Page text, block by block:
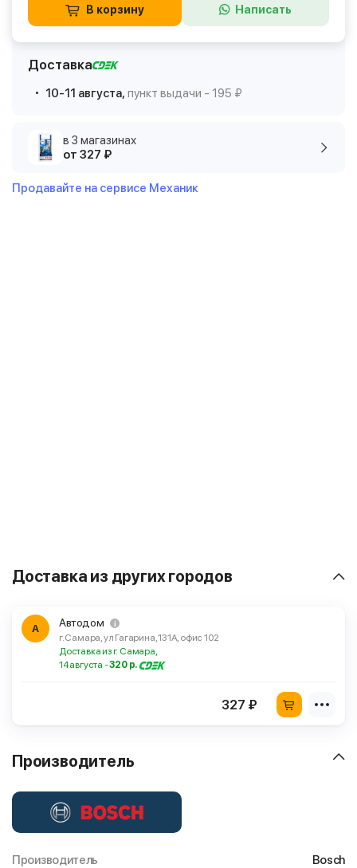
В корзину Написать
Доставка
10-11 августа, пункт выдачи - 195 ₽
в 3 магазинах
от 327 ₽
Продавайте на сервисе Механик
Доставка из других городов
А Автодом
г. Самара, ул Гагарина, 131А, офис 102
Доставка из г. Самара,
14 августа -320 р.
327 ₽
Производитель
Производитель Bosch